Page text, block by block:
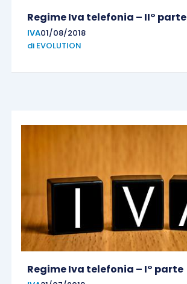
Regime Iva telefonia – II° parte
IVA01/08/2018
di EVOLUTION
Regime Iva telefonia – I° parte